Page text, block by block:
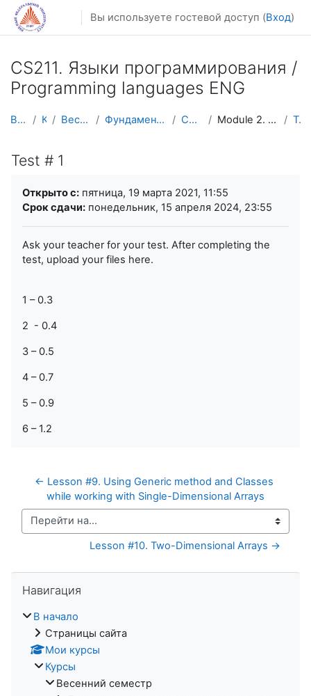
Перейти к основному содержанию
Вы используете гостевой доступ (Вход)
CS211. Языки программирования /
Programming languages ENG
В начало Курсы Весенний семестр Фундаментальная информатика и ИТ CS211 ENG (c#) Module 2. Methods (functions), arrays Test # 1
Test # 1
Открыто с: пятница, 19 марта 2021, 11:55
Срок сдачи: понедельник, 15 апреля 2024, 23:55
Ask your teacher for your test. After completing the
test, upload your files here.
1 – 0.3
2 - 0.4
3 – 0.5
4 – 0.7
5 – 0.9
6 – 1.2
← Lesson #9. Using Generic method and Classes
while working with Single-Dimensional Arrays
Перейти на...
Lesson #10. Two-Dimensional Arrays →
Навигация
В начало
Страницы сайта
Мои курсы
Курсы
Весенний семестр